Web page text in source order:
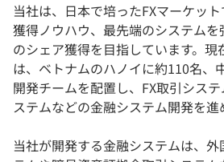
当社は、日本で培ったFXマーケッ
獲得ノウハウ、最先端のシステム
のシェア獲得を目指しています。現
は、ベトナムのハノイに約110名、
開発チームを配置し、FX取引シス
ステムなどの金融システム開発を進
当社が開発する金融システムは、